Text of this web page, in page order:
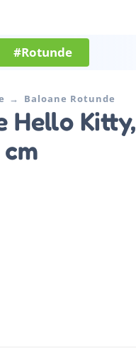
#Rotunde
Baloane Rotunde
Hello Kitty,